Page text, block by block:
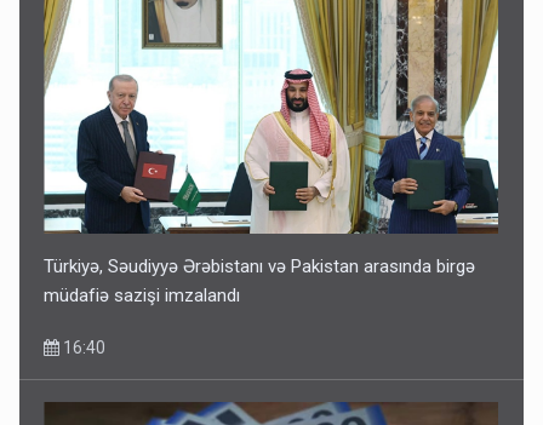
Türkiyə, Səudiyyə Ərəbistanı və Pakistan arasında birgə
müdafiə sazişi imzalandı
16:40